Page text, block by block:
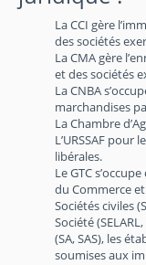
La CCI gère
des sociétés
La CMA gère
et des sociétés
La CNBA
marchandises
La Chambre
L’URSSAF
libérales.
Le GTC
du Commerce
Sociétés civiles
Société
(SA, SAS), les
soumises aux